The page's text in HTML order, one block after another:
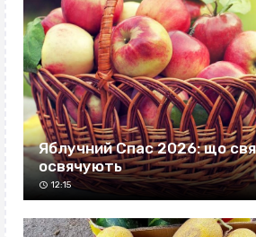
Яблучний Спас 2026: що
освячують
12:15